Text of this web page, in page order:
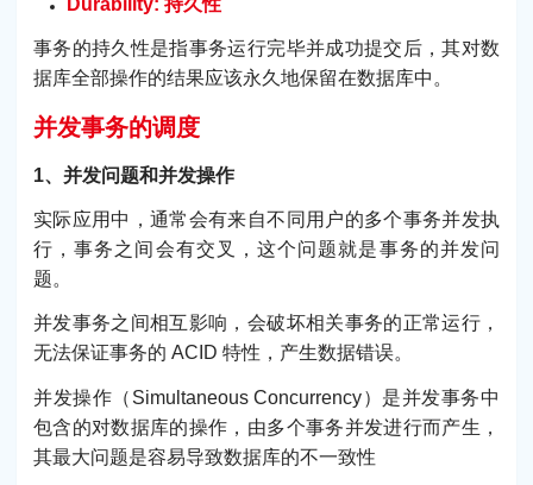
Durability: 持久性
事务的持久性是指事务运行完毕并成功提交后，其对数
据库全部操作的结果应该永久地保留在数据库中。
并发事务的调度
1、并发问题和并发操作
实际应用中，通常会有来自不同用户的多个事务并发执
行，事务之间会有交叉，这个问题就是事务的并发问
题。
并发事务之间相互影响，会破坏相关事务的正常运行，
无法保证事务的 ACID 特性，产生数据错误。
并发操作（Simultaneous Concurrency）是并发事务中
包含的对数据库的操作，由多个事务并发进行而产生，
其最大问题是容易导致数据库的不一致性